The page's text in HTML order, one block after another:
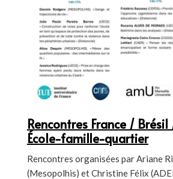
Rencontres France /
École-famille-quartier
Rencontres organisées par Ariane
(Mesopolhis) et Christine Félix